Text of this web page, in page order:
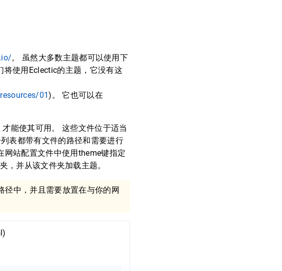
。 虽然大多数主题都可以使用下
将使用Eclectic的主题，它没有这
01)。 它也可以在
能使其可用。 这些文件位于适当
表都带有文件的路径和需要进行
网站配置文件中使用theme键指定
，并从该文件夹加载主题。
径中，并且需要放置在与你的网